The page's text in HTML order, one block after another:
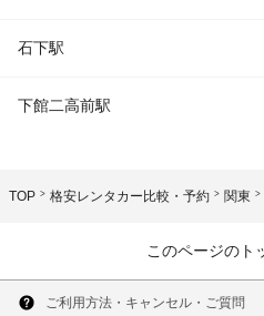
石下駅
下館二高前駅
TOP 格安レンタカー比較・予約 関東
このページのト